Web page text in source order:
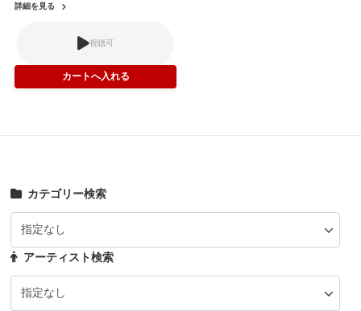
詳細を見る
視聴可
カテゴリー検索
アーティスト検索